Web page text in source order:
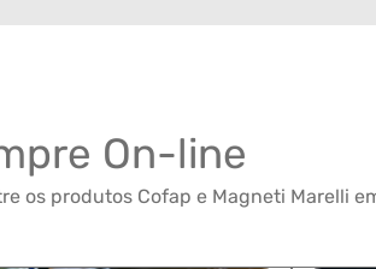
On-line
os produtos Cofap e Magneti Marelli